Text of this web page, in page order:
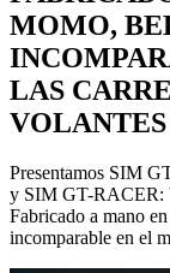
MOMO,
LAS
Presentamos SIM
y SIM GT-RACER:
Fabricado a mano
incomparable en el